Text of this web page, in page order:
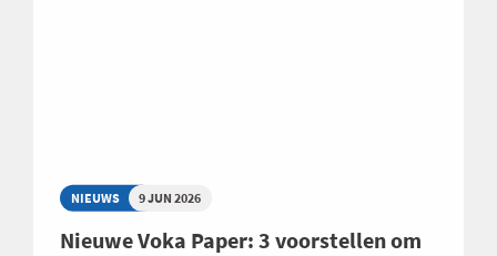
NIEUWS 9 JUN 2026
Nieuwe Voka Paper: 3 voorstellen om